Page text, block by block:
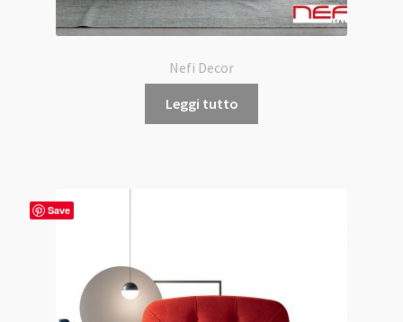
Nefi Decor
Leggi tutto
Save